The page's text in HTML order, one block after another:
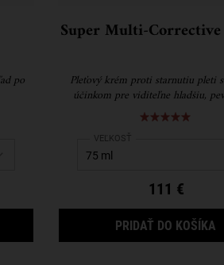
po
RECOVERY CONCENTRATE
Super Multi-
Pleťový krém proti starnutiu pleti
účinkom pre viditeľne hladšiu,
mladšie vyzerajúcu pleť.
Select a
VEĽKOSŤ
111 €
PRIDAŤ DO KOŠÍKA